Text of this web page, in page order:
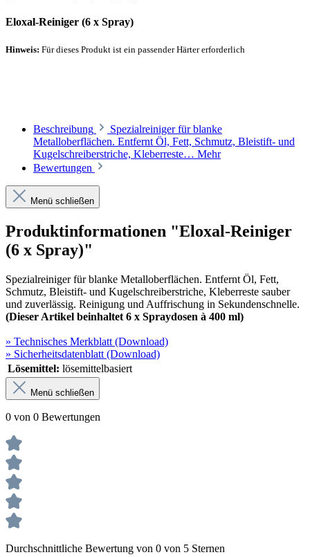
Eloxal-Reiniger (6 x Spray)
Hinweis: Für dieses Produkt ist ein passender Härter erforderlich
Beschreibung
Spezialreiniger für blanke
Metalloberflächen. Entfernt Öl, Fett, Schmutz, Bleistift- und
Kugelschreiberstriche, Kleberreste… Mehr
Bewertungen
Menü schließen
Produktinformationen "Eloxal-Reiniger
(6 x Spray)"
Spezialreiniger für blanke Metalloberflächen. Entfernt Öl, Fett,
Schmutz, Bleistift- und Kugelschreiberstriche, Kleberreste sauber
und zuverlässig. Reinigung und Auffrischung in Sekundenschnelle.
(Dieser Artikel beinhaltet 6 x Spraydosen à 400 ml)
» Technisches Merkblatt (Download)
» Sicherheitsdatenblatt (Download)
Lösemittel: lösemittelbasiert
Menü schließen
0 von 0 Bewertungen
Durchschnittliche Bewertung von 0 von 5 Sternen